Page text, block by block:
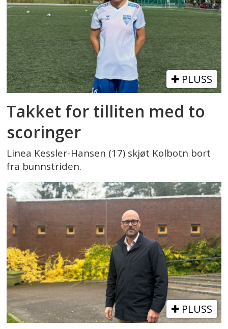
PLUSS
Takket for tilliten med to
scoringer
Linea Kessler-Hansen (17) skjøt Kolbotn bort
fra bunnstriden.
PLUSS